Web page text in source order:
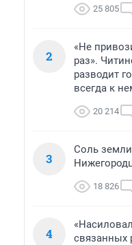
25 805
2
«Не
раз».
разводит
всегда к
20 214
3
Соль
18 826
4
связанных